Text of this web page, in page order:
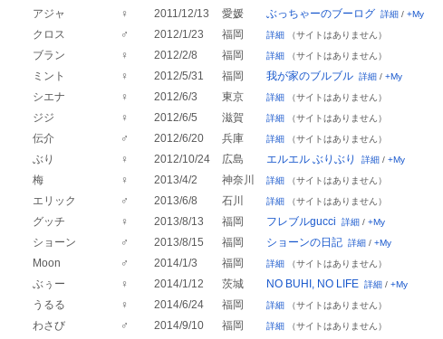
アジャ ♀ 2011/12/13 愛媛 ぶっちゃーのブーログ 詳細/ +My
クロス ♂ 2012/1/23 福岡 詳細（サイトはありません）
ブラン ♀ 2012/2/8 福岡 詳細（サイトはありません）
ミント ♀ 2012/5/31 福岡 我が家のブルブル 詳細/ +My
シエナ ♀ 2012/6/3 東京 詳細（サイトはありません）
ジジ ♀ 2012/6/5 滋賀 詳細（サイトはありません）
伝介 ♂ 2012/6/20 兵庫 詳細（サイトはありません）
ぶり ♀ 2012/10/24 広島 エルエル ぶりぶり 詳細/ +My
梅 ♀ 2013/4/2 神奈川 詳細（サイトはありません）
エリック ♂ 2013/6/8 石川 詳細（サイトはありません）
グッチ ♀ 2013/8/13 福岡 フレブルgucci 詳細/ +My
ショーン ♂ 2013/8/15 福岡 ショーンの日記 詳細/ +My
Moon ♂ 2014/1/3 福岡 詳細（サイトはありません）
ぶぅー ♀ 2014/1/12 茨城 NO BUHI, NO LIFE 詳細/ +My
うるる ♀ 2014/6/24 福岡 詳細（サイトはありません）
わさび ♂ 2014/9/10 福岡 詳細（サイトはありません）